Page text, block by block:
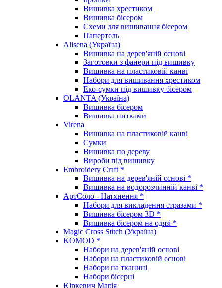
Вишивка хрестиком
Вишивка бісером
Схеми для вишивання бісером
Папертоль
Alisena (Україна)
Вишивка на дерев'яній основі
Заготовки з фанери під вишивку
Вишивка на пластиковій канві
Набори для вишивання хрестиком
Еко-сумки під вишивку бісером
OLANTA (Україна)
Вишивка бісером
Вишивка нитками
Virena
Вишивка на пластиковій канві
Сумки
Вишивка по дереву
Вироби під вишивку
Embroidery Craft *
Вишивка на дерев'яній основі *
Вишивка на водорозчинній канві *
АртСоло - Натхнення *
Набори для викладення стразами *
Вишивка бісером 3D *
Вишивка бісером на одязі *
Magic Cross Stitch (Україна)
KOMOD *
Набори на дерев'яній основі
Набори на пластиковій основі
Набори на тканині
Набори бісерні
Юркевич Марія